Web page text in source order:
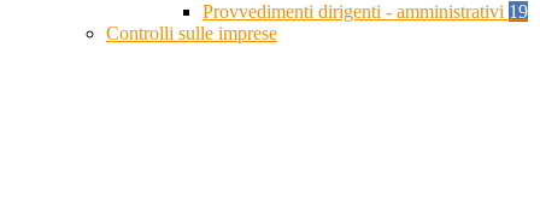
Provvedimenti dirigenti - amministrativi 19
Controlli sulle imprese